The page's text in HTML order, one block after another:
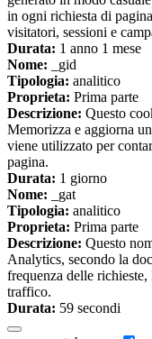
in ogni richiesta di
visitatori, sessioni e
Durata: 1 anno 1 mese
Nome: _gid
Tipologia: analitico
Proprieta: Prima parte
Descrizione: Questo
Memorizza e aggiorna
viene utilizzato per
pagina.
Durata: 1 giorno
Nome: _gat
Tipologia: analitico
Proprieta: Prima parte
Descrizione: Questo
Analytics, secondo la
frequenza delle
traffico.
Durata: 59 secondi